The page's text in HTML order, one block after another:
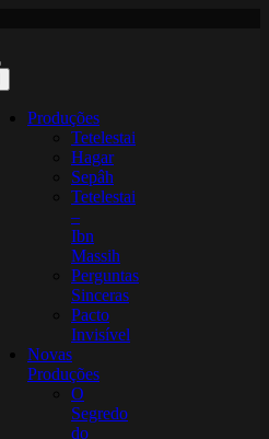
Produções
Tetelestai
Hagar
Sepâh
Tetelestai
–
Ibn
Massih
Perguntas
Sinceras
Pacto
Invisível
Novas
Produções
O
Segredo
do